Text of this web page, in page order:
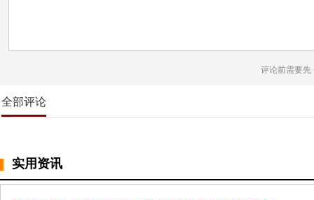
评论前需要先
全部评论
实用资讯